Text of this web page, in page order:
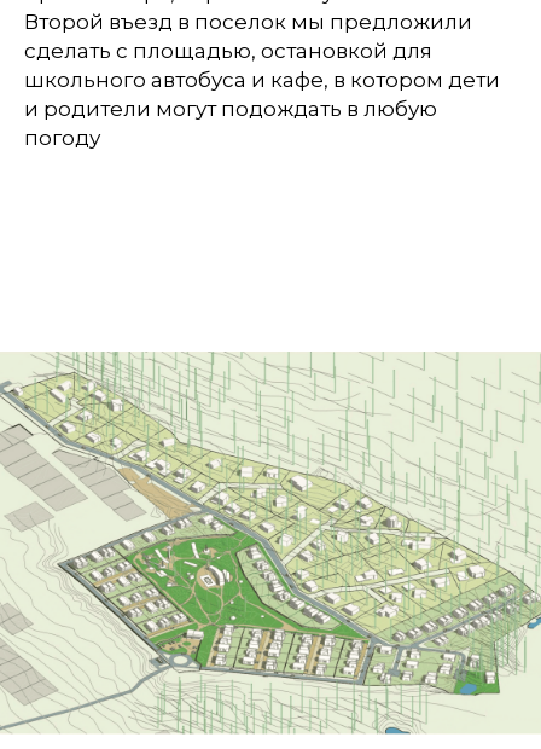
Второй въезд в поселок мы предложили
сделать с площадью, остановкой для
школьного автобуса и кафе, в котором дети
и родители могут подождать в любую
погоду